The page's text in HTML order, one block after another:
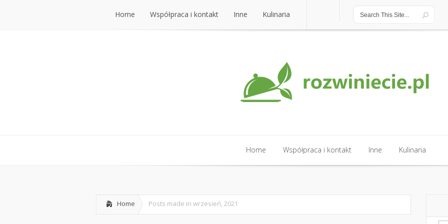
Home Współpraca i kontakt Inne Kulinaria
Home Współpraca i kontakt Inne Kulinaria
Home Posts made in wrzesień, 2021